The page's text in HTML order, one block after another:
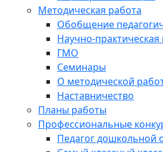
Методическая работа
Обобщение
Научно-
ГМО
Семинары
О методической
Наставничество
Планы работы
Профессиональные
Педагог дошкольной